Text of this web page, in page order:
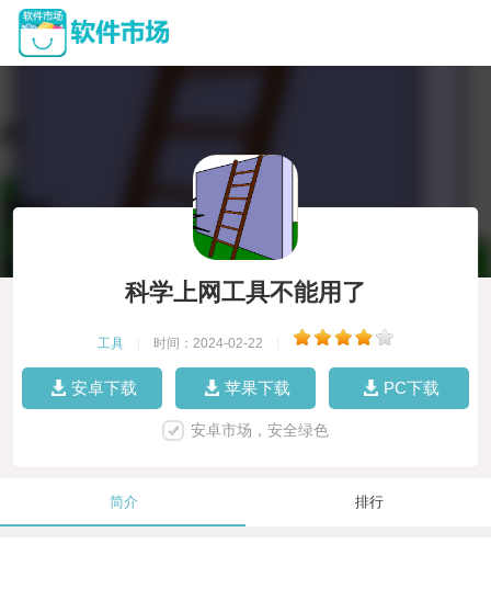
科学上网工具不能用了
工具 时间：2024-02-22
安卓下载 苹果下载 PC下载
安卓市场，安全绿色
简介 排行